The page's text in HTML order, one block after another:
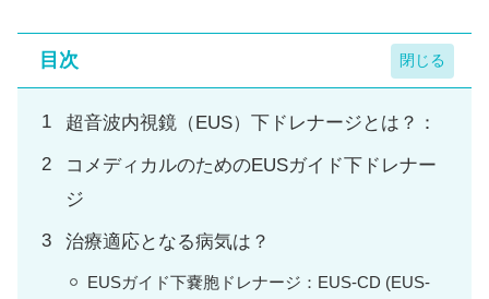
目次
超音波内視鏡（EUS）下ドレナージとは？：
コメディカルのためのEUSガイド下ドレナー
ジ
治療適応となる病気は？
EUSガイド下嚢胞ドレナージ：EUS-CD (EUS-